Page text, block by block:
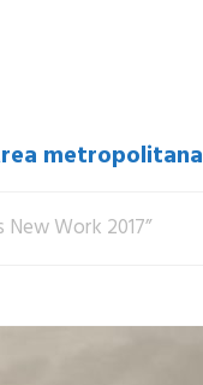
metropolitana
Work 2017”